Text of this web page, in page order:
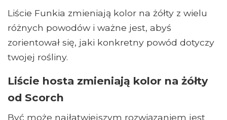
Liście Funkia zmieniają kolor na żółty z wielu
różnych powodów i ważne jest, abyś
zorientował się, jaki konkretny powód dotyczy
twojej rośliny.
Liście hosta zmieniają kolor na żółty
od Scorch
Być może najłatwiejszym rozwiązaniem jest